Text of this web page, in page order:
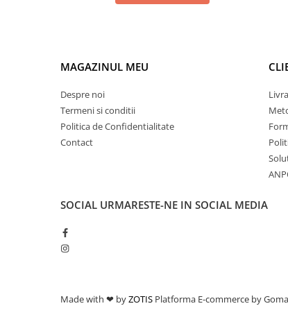
MAGAZINUL MEU
Despre noi
Termeni si conditii
Politica de Confidentialitate
Contact
SOCIAL URMARESTE-NE IN SOCIAL MEDIA
Made with ❤ byZOTIS Platforma E-commerce by